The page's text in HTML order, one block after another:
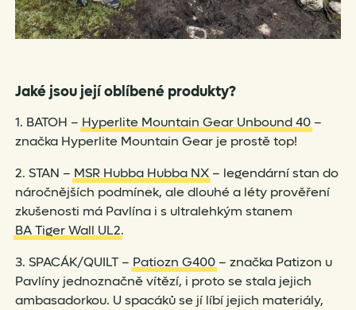
Jaké jsou její oblíbené produkty?
1. BATOH – Hyperlite Mountain Gear Unbound 40 –
značka Hyperlite Mountain Gear je prostě top!
2. STAN – MSR Hubba Hubba NX– legendární stan do
náročnějších podmínek, ale dlouhé a léty prověření
zkušenosti má Pavlína i s ultralehkým stanem
BA Tiger Wall UL2.
3. SPACÁK/QUILT – Patiozn G400 – značka Patizon u
Pavlíny jednoznačně vítězí, i proto se stala jejich
ambasadorkou. U spacáků se jí líbí jejich materiály,